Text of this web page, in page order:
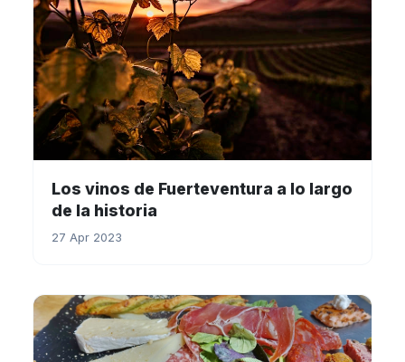
Los vinos de Fuerteventura a lo largo
de la historia
27 Apr 2023